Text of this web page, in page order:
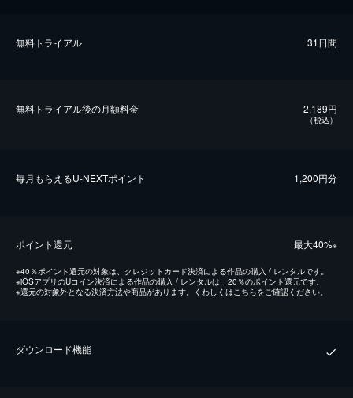
無料トライアル 31日間
無料トライアル後の⽉額料金 2,189円
（税込）
毎⽉もらえるU-NEXTポイント 1,200円分
ポイント還元 最⼤40%※
※40％ポイント還元の対象は、クレジットカード決済による作品の購入 / レンタルです。
※iOSアプリのUコイン決済による作品の購入 / レンタルは、20％のポイント還元です。
※還元の対象外となる決済方法や商品があります。くわしくはこちらをご確認ください。
ダウンロード機能